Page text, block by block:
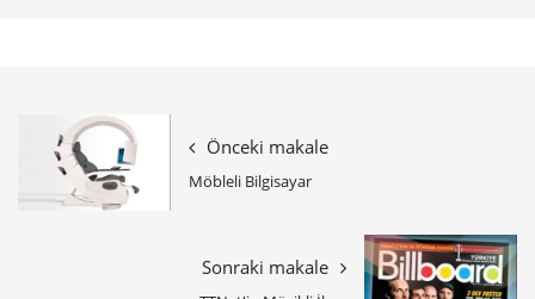
Önceki makale
Möbleli Bilgisayar
Sonraki makale